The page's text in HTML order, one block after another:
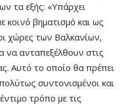
τα εξής: «Υπάρχει
κοινό βηματισμό και ως
χώρες των Βαλκανίων,
να ανταπεξέλθουν στις
Αυτό το οποίο θα πρέπει
συντονισμένοι και
τρόπο με τις